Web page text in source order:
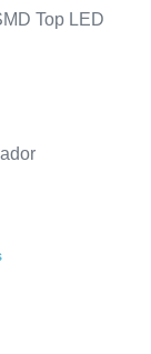
Top LED